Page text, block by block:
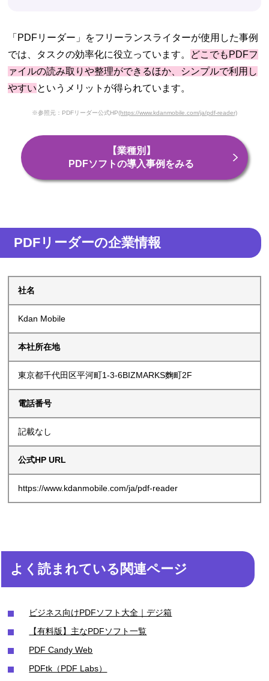
「PDFリーダー」をフリーランスライターが使用した事例
では、タスクの効率化に役立っています。 どこでもPDFフ
ァイルの読み取りや整理ができるほか、シンプルで利用し
やすいというメリットが得られています。
※参照元：PDFリーダー公式HP(https://www.kdanmobile.com/ja/pdf-reader)
【業種別】
PDFソフトの導入事例をみる
PDFリーダーの企業情報
社名
Kdan Mobile
本社所在地
東京都千代田区平河町1-3-6BIZMARKS麴町2F
電話番号
記載なし
公式HP URL
https://www.kdanmobile.com/ja/pdf-reader
よく読まれている関連ページ
ビジネス向けPDFソフト大全｜デジ箱
【有料版】主なPDFソフト一覧
PDF Candy Web
PDFtk（PDF Labs）